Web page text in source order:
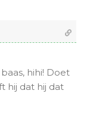
hihi! Doet
hij dat hij dat